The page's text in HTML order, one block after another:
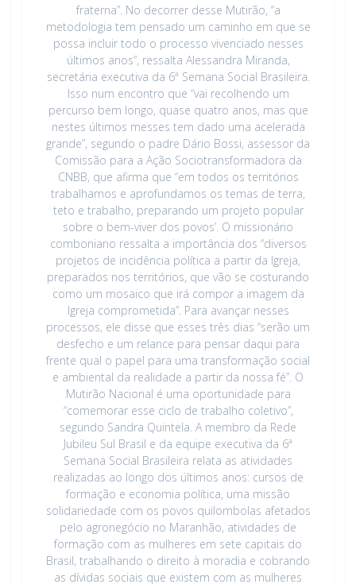
fraterna”. No decorrer desse Mutirão, “a
metodologia tem pensado um caminho em que se
possa incluir todo o processo vivenciado nesses
últimos anos”, ressalta Alessandra Miranda,
secretária executiva da 6ª Semana Social Brasileira.
Isso num encontro que “vai recolhendo um
percurso bem longo, quase quatro anos, mas que
nestes últimos messes tem dado uma acelerada
grande”, segundo o padre Dário Bossi, assessor da
Comissão para a Ação Sociotransformadora da
CNBB, que afirma que “em todos os territórios
trabalhamos e aprofundamos os temas de terra,
teto e trabalho, preparando um projeto popular
sobre o bem-viver dos povos’. O missionário
comboniano ressalta a importância dos “diversos
projetos de incidência política a partir da Igreja,
preparados nos territórios, que vão se costurando
como um mosaico que irá compor a imagem da
Igreja comprometida”. Para avançar nesses
processos, ele disse que esses três dias “serão um
desfecho e um relance para pensar daqui para
frente qual o papel para uma transformação social
e ambiental da realidade a partir da nossa fé”. O
Mutirão Nacional é uma oportunidade para
“comemorar esse ciclo de trabalho coletivo”,
segundo Sandra Quintela. A membro da Rede
Jubileu Sul Brasil e da equipe executiva da 6ª
Semana Social Brasileira relata as atividades
realizadas ao longo dos últimos anos: cursos de
formação e economia política, uma missão
solidariedade com os povos quilombolas afetados
pelo agronegócio no Maranhão, atividades de
formação com as mulheres em sete capitais do
Brasil, trabalhando o direito à moradia e cobrando
as dívidas sociais que existem com as mulheres